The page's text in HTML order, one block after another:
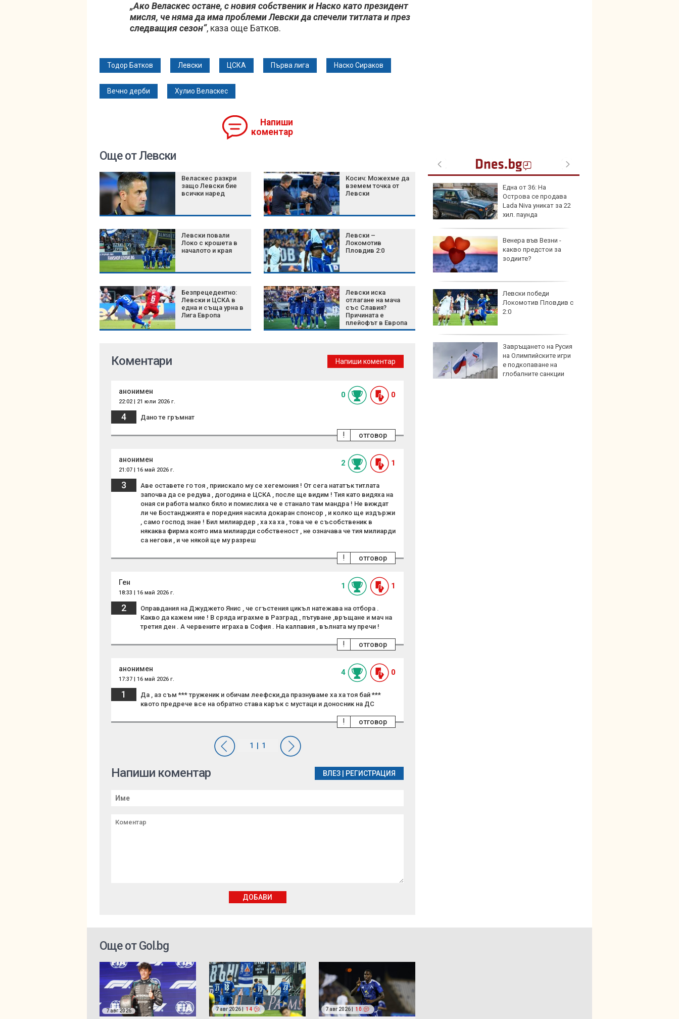
„Ако Веласкес остане, с новия собственик и Наско като президент
мисля, че няма да има проблеми Левски да спечели титлата и през
следващия сезон“, каза още Батков.
Тодор Батков Левски ЦСКА Първа лига Наско Сираков
Вечно дерби Хулио Веласкес
Напиши
коментар
Още от Левски
Веласкес разкри
защо Левски бие
всички наред
Косич: Можехме да
вземем точка от
Левски
Левски повали
Локо с крошета в
началото и края
Левски –
Локомотив
Пловдив 2:0
Безпрецедентно:
Левски и ЦСКА в
една и съща урна в
Лига Европа
Левски иска
отлагане на мача
със Славия?
Причината е
плейофът в Европа
и правилото на БФС
Кои 6 семена са най-
добрият съюзник на
Green Day пусна
денонощен канал в
Затягат контрола по
плажовете в
Халкидики, има арести
Една от 36: На
Острова се продава
Lada Niva уникат за 22
хил. паунда
Венера във Везни -
какво предстои за
зодиите?
Левски победи
Локомотив Пловдив с
2:0
Завръщането на Русия
на Олимпийските игри
е подкопаване на
глобалните санкции
Коментари Напиши коментар
анонимен
22:02 | 21 юли 2026 г.
0 0
4 Дано те гръмнат
отговор
!
анонимен
21:07 | 16 май 2026 г.
2 1
3
Аве оставете го тоя , приискало му се хегемония ! От сега нататък титлата
започва да се редува , догодина е ЦСКА , после ще видим ! Тия като видяха на
оная си работа малко бяло и помислиха че е станало там мандра ! Не виждат
ли че Бостанджията е поредния насила докаран спонсор , и колко ще издържи
, само господ знае ! Бил милиардер , ха ха ха , това че е съсобственик в
някаква фирма която има милиарди собственост , не означава че тия милиарди
са негови , и че някой ще му разреш
отговор
!
Ген
18:33 | 16 май 2026 г.
1 1
2
Оправдания на Джуджето Янис , че сгъстения цикъл натежава на отбора .
Какво да кажем ние ! В сряда играхме в Разград , пътуване ,връщане и мач на
третия ден . А червените играха в София . На калпавия , вълната му пречи !
отговор
!
анонимен
17:37 | 16 май 2026 г.
4 0
1
Да , аз съм *** труженик и обичам леефски,да празнуваме ха ха тоя бай ***
квото предрече все на обратно става карък с мустаци и доносник на ДС
отговор
!
Напиши коментар ВЛЕЗ РЕГИСТРАЦИЯ
ДОБАВИ
Още от Gol.bg
7 авг 2026 7 авг 2026 | 14 7 авг 2026 | 10